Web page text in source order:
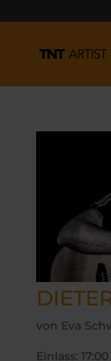
von Eva
Einlass: